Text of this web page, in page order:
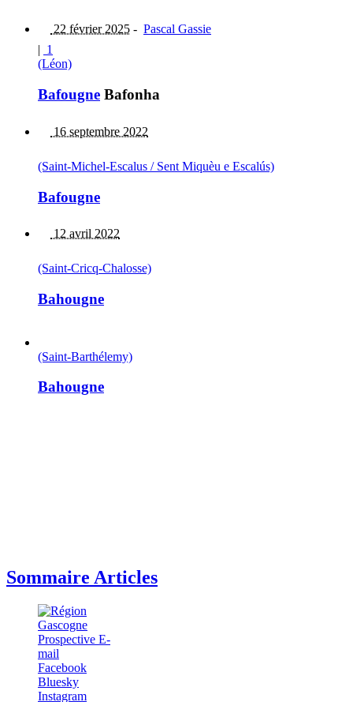
22 février 2025 - Pascal Gassie
| 1
(Léon)
Bafougne Bafonha
16 septembre 2022
(Saint-Michel-Escalus / Sent Miquèu e Escalús)
Bafougne
12 avril 2022
(Saint-Cricq-Chalosse)
Bahougne
(Saint-Barthélemy)
Bahougne
Sommaire Articles